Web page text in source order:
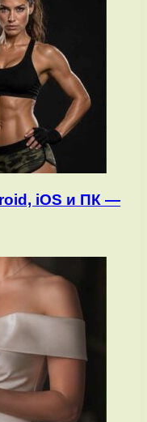
iOS и ПК —